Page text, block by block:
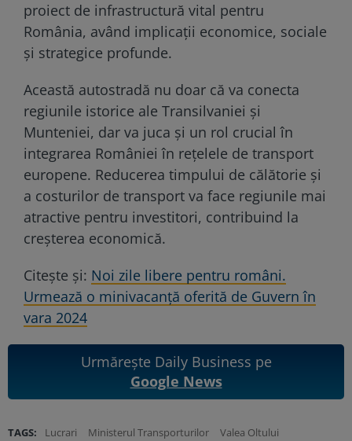
proiect de infrastructură vital pentru
România, având implicații economice, sociale
și strategice profunde.
Această autostradă nu doar că va conecta
regiunile istorice ale Transilvaniei și
Munteniei, dar va juca și un rol crucial în
integrarea României în rețelele de transport
europene. Reducerea timpului de călătorie și
a costurilor de transport va face regiunile mai
atractive pentru investitori, contribuind la
creșterea economică.
Citește și: Noi zile libere pentru români.
Urmează o minivacanță oferită de Guvern în
vara 2024
Urmărește Daily Business pe
Google News
TAGS: Lucrari Ministerul Transporturilor Valea Oltului